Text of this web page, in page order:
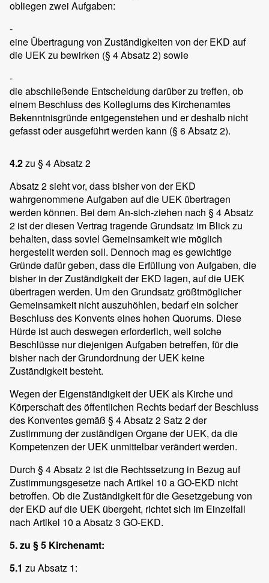
obliegen zwei Aufgaben:
-
eine Übertragung von Zuständigkeiten von der EKD auf
die UEK zu bewirken (§ 4 Absatz 2) sowie
-
die abschließende Entscheidung darüber zu treffen, ob
einem Beschluss des Kollegiums des Kirchenamtes
Bekenntnisgründe entgegenstehen und er deshalb nicht
gefasst oder ausgeführt werden kann (§ 6 Absatz 2).
4.2zu § 4 Absatz 2
Absatz 2 sieht vor, dass bisher von der EKD
wahrgenommene Aufgaben auf die UEK übertragen
werden können. Bei dem An-sich-ziehen nach § 4 Absatz
2 ist der diesen Vertrag tragende Grundsatz im Blick zu
behalten, dass soviel Gemeinsamkeit wie möglich
hergestellt werden soll. Dennoch mag es gewichtige
Gründe dafür geben, dass die Erfüllung von Aufgaben, die
bisher in der Zuständigkeit der EKD lagen, auf die UEK
übertragen werden. Um den Grundsatz größtmöglicher
Gemeinsamkeit nicht auszuhöhlen, bedarf ein solcher
Beschluss des Konvents eines hohen Quorums. Diese
Hürde ist auch deswegen erforderlich, weil solche
Beschlüsse nur diejenigen Aufgaben betreffen, für die
bisher nach der Grundordnung der UEK keine
Zuständigkeit besteht.
Wegen der Eigenständigkeit der UEK als Kirche und
Körperschaft des öffentlichen Rechts bedarf der Beschluss
des Konventes gemäß § 4 Absatz 2 Satz 2 der
Zustimmung der zuständigen Organe der UEK, da die
Kompetenzen der UEK unmittelbar verändert werden.
Durch § 4 Absatz 2 ist die Rechtssetzung in Bezug auf
Zustimmungsgesetze nach Artikel 10 a GO-EKD nicht
betroffen. Ob die Zuständigkeit für die Gesetzgebung von
der EKD auf die UEK übergeht, richtet sich im Einzelfall
nach Artikel 10 a Absatz 3 GO-EKD.
5. zu § 5 Kirchenamt:
5.1 zu Absatz 1: